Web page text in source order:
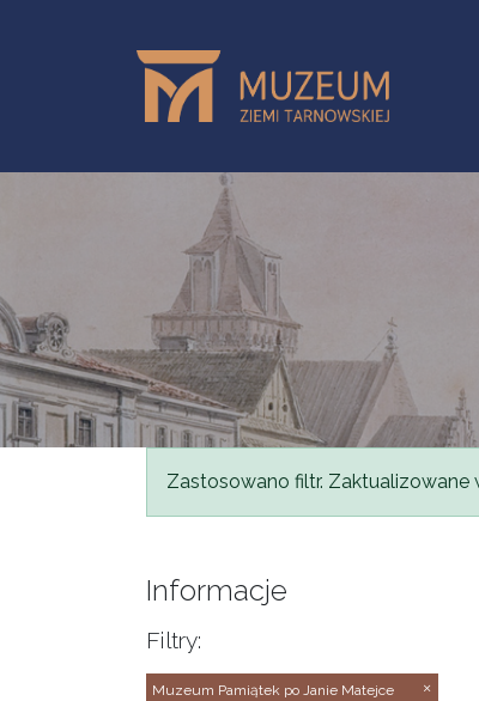
Komunikat
Zastosowano filtr. Zaktualizowane
Informacje
Filtry:
Muzeum Pamiątek po Janie Matejce